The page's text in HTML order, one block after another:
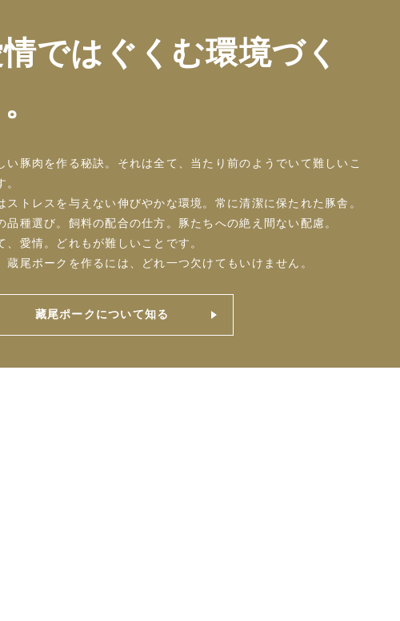
ではぐくむ環境づく
い豚肉を作る秘訣。それは全て、当たり前のようでいて難しいこ
。
ストレスを与えない伸びやかな環境。常に清潔に保たれた豚舎。
品種選び。飼料の配合の仕方。豚たちへの絶え間ない配慮。
、愛情。どれもが難しいことです。
蔵尾ポークを作るには、どれ一つ欠けてもいけません。
藏尾ポークについて知る